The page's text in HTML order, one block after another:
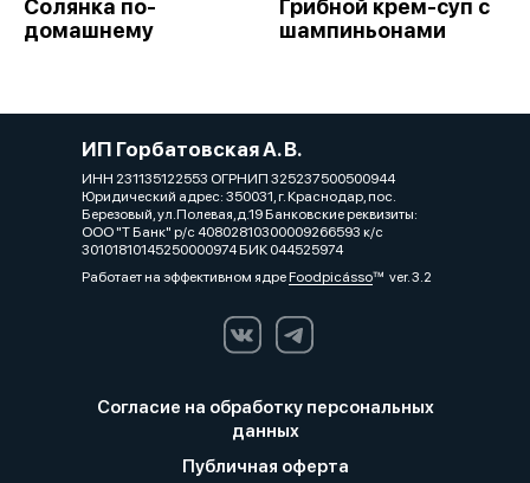
Солянка по-
домашнему
Грибной крем-суп с
шампиньонами
ИП Горбатовская А. В.
ИНН 231135122553 ОГРНИП 325237500500944
Юридический адрес: 350031, г. Краснодар, пос.
Березовый, ул.Полевая,д.19 Банковские реквизиты:
ООО "Т Банк" р/с 40802810300009266593 к/с
30101810145250000974 БИК 044525974
Работает на эффективном ядреFoodpicássover. 3.2
Согласие на обработку персональных
данных
Публичная оферта